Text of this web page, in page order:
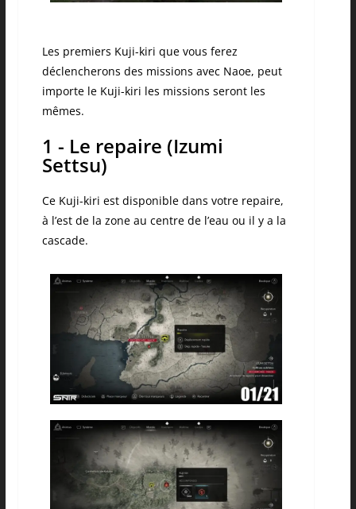
Les premiers Kuji-kiri que vous ferez
déclencherons des missions avec Naoe, peut
importe le Kuji-kiri les missions seront les
mêmes.
1 - Le repaire (Izumi
Settsu)
Ce Kuji-kiri est disponible dans votre repaire,
à l’est de la zone au centre de l’eau ou il y a la
cascade.